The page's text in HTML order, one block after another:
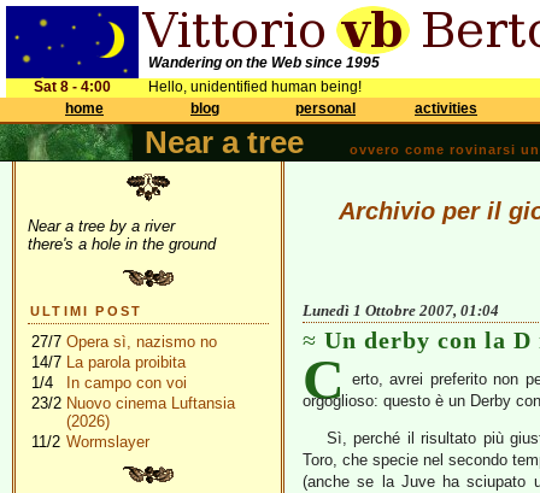
Wandering on the Web since 1995
Sat 8 - 4:00
Hello, unidentified human being!
home
blog personal activities
Near a tree ovvero come rovinarsi
Near a tree by a river
there's a hole in the ground
ULTIMI POST
27/7 Opera sì, nazismo no
14/7 La parola proibita
1/4
In campo con voi
23/2 Nuovo cinema Luftansia
(2026)
11/2 Wormslayer
Archivio per il
Lunedì 1 Ottobre 2007, 01:04
Un derby con la D
C erto, avrei preferito non
orgoglioso: questo è un Derby
Sì, perché il risultato più
Toro, che specie nel secondo
(anche se la Juve ha sciupato